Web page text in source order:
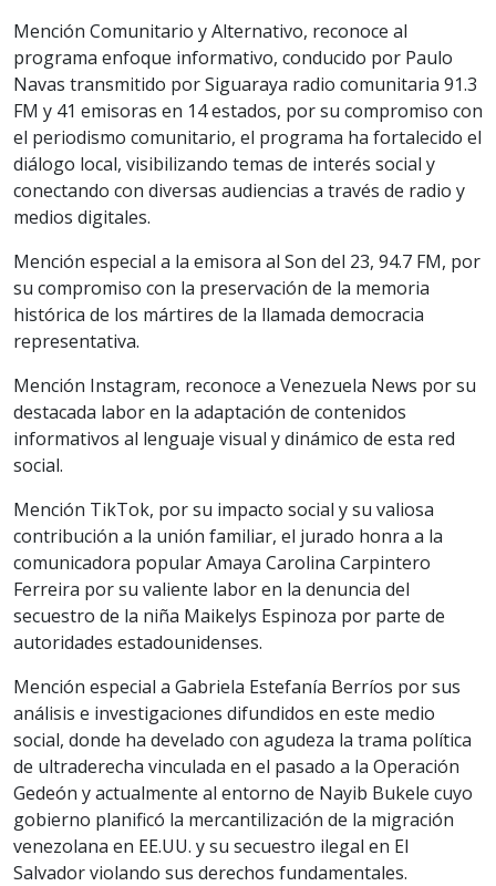
Mención Comunitario y Alternativo, reconoce al
programa enfoque informativo, conducido por Paulo
Navas transmitido por Siguaraya radio comunitaria 91.3
FM y 41 emisoras en 14 estados, por su compromiso con
el periodismo comunitario, el programa ha fortalecido el
diálogo local, visibilizando temas de interés social y
conectando con diversas audiencias a través de radio y
medios digitales.
Mención especial a la emisora al Son del 23, 94.7 FM, por
su compromiso con la preservación de la memoria
histórica de los mártires de la llamada democracia
representativa.
Mención Instagram, reconoce a Venezuela News por su
destacada labor en la adaptación de contenidos
informativos al lenguaje visual y dinámico de esta red
social.
Mención TikTok, por su impacto social y su valiosa
contribución a la unión familiar, el jurado honra a la
comunicadora popular Amaya Carolina Carpintero
Ferreira por su valiente labor en la denuncia del
secuestro de la niña Maikelys Espinoza por parte de
autoridades estadounidenses.
Mención especial a Gabriela Estefanía Berríos por sus
análisis e investigaciones difundidos en este medio
social, donde ha develado con agudeza la trama política
de ultraderecha vinculada en el pasado a la Operación
Gedeón y actualmente al entorno de Nayib Bukele cuyo
gobierno planificó la mercantilización de la migración
venezolana en EE.UU. y su secuestro ilegal en El
Salvador violando sus derechos fundamentales.